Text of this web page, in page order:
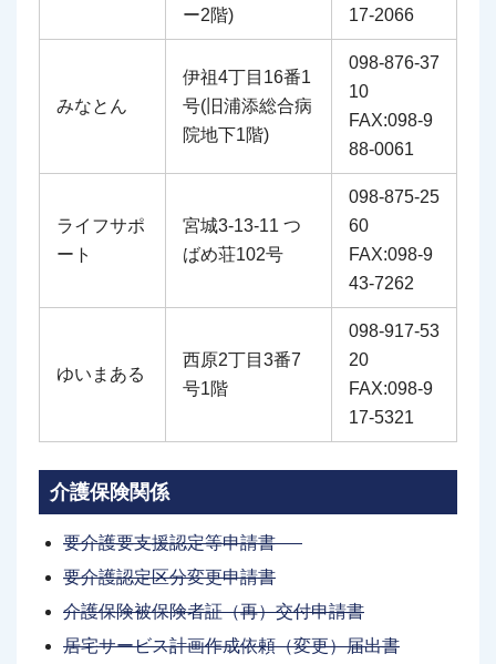
ー2階)
17-2066
みなとん
伊祖4丁目16番1
号(旧浦添総合病
院地下1階)
098-876-37
10
FAX:098-9
88-0061
ライフサポ
ート
宮城3-13-11 つ
ばめ荘102号
098-875-25
60
FAX:098-9
43-7262
ゆいまある
西原2丁目3番7
号1階
098-917-53
20
FAX:098-9
17-5321
介護保険関係
要介護要支援認定等申請書
要介護認定区分変更申請書
介護保険被保険者証（再）交付申請書
居宅サービス計画作成依頼（変更）届出書